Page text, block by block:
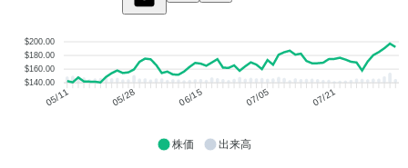
$200.00
$180.00
$160.00
$140.00
05/11 05/28 06/15 07/05 07/21
株価 出来高